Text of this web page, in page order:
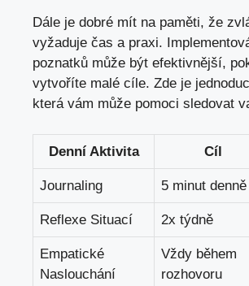
Dále je dobré mít na paměti, že
vyžaduje čas a praxi.
poznatků může být efektivnější,
vytvoříte malé cíle. Zde je
která vám může pomoci sledovat
Denní Aktivita Cíl
Journaling 5 minut denně
Reflexe Situací 2x týdně
Empatické
Naslouchání
Vždy během
rozhovoru